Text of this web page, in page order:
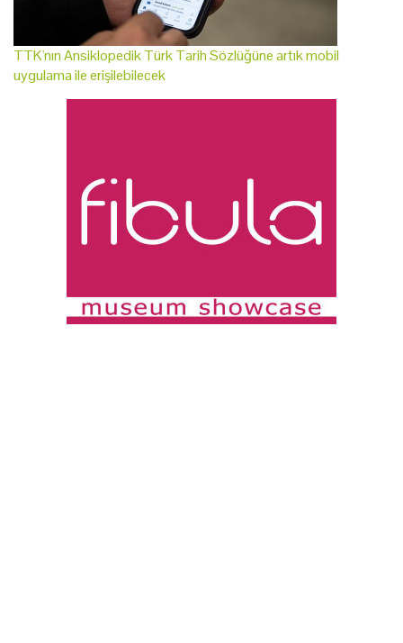
TTK'nın Ansiklopedik Türk Tarih Sözlüğüne artık mobil
uygulama ile erişilebilecek